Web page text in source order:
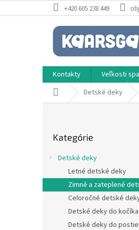
na
+420 605 238 449
Kontakty Veľkosti
DomovDetské deky
a
kategórie
Kategórie
Detské deky
Letné detské deky
Zimné a zateplené
Celoročné detské
Detské deky do kočíka
Detské deky do